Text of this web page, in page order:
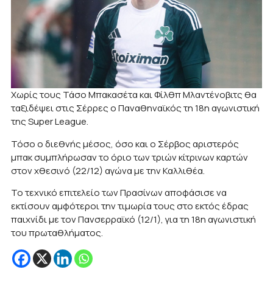
Χωρίς τους Τάσο Μπακασέτα και Φίλθπ Μλαντένοβιτς θα
ταξιδέψει στις Σέρρες ο Παναθηναϊκός τη 18η αγωνιστική
της Super League.
Τόσο ο διεθνής μέσος, όσο και ο Σέρβος αριστερός
μπακ συμπλήρωσαν το όριο των τριών κίτρινων καρτών
στον χθεσινό (22/12) αγώνα με την Καλλιθέα.
Το τεχνικό επιτελείο των Πρασίνων αποφάσισε να
εκτίσουν αμφότεροι την τιμωρία τους στο εκτός έδρας
παιχνίδι με τον Πανσερραϊκό (12/1), για τη 18η αγωνιστική
του πρωταθλήματος.